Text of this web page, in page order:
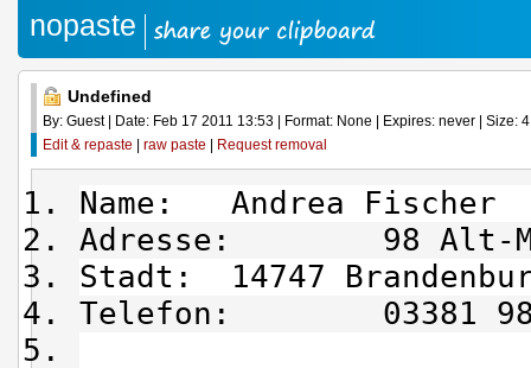
nopaste
Undefined
By: Guest | Date: Feb 17 2011 13:53 | Format: None | Expires: never | Size:
Edit & repaste
raw paste Request removal
Name: Andrea Fischer
Adresse: 98 Alt-
Stadt: 14747
Telefon: 03381 98